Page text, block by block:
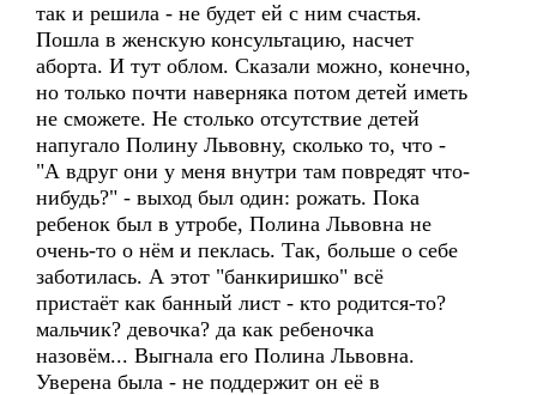
так и решила - не будет ей с ним счастья.
Пошла в женскую консультацию, насчет
аборта. И тут облом. Сказали можно, конечно,
но только почти наверняка потом детей иметь
не сможете. Не столько отсутствие детей
напугало Полину Львовну, сколько то, что -
"А вдруг они у меня внутри там повредят что-
нибудь?" - выход был один: рожать. Пока
ребенок был в утробе, Полина Львовна не
очень-то о нём и пеклась. Так, больше о себе
заботилась. А этот "банкиришко" всё
пристаёт как банный лист - кто родится-то?
мальчик? девочка? да как ребеночка
назовём... Выгнала его Полина Львовна.
Уверена была - не поддержит он её в